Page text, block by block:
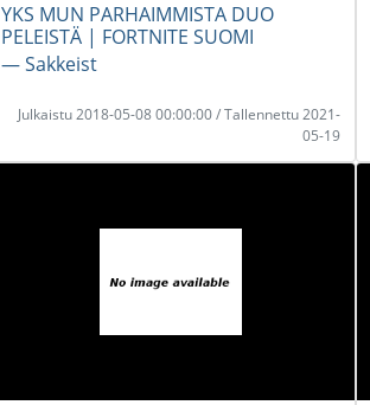
YKS MUN PARHAIMMISTA DUO
PELEISTÄ | FORTNITE SUOMI
― Sakkeist
Julkaistu 2018-05-08 00:00:00 / Tallennettu 2021-
05-19